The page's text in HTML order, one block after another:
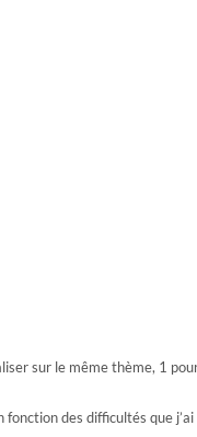
sur le même thème, 1
fonction des difficultés que